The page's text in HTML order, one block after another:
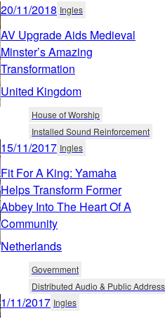
20/11/2018 Ingles
AV Upgrade Aids Medieval
Minster’s Amazing
Transformation
United Kingdom
House of Worship
Installed Sound Reinforcement
15/11/2017 Ingles
Fit For A King: Yamaha
Helps Transform Former
Abbey Into The Heart Of A
Community
Netherlands
Government
Distributed Audio & Public Address
1/11/2017 Ingles